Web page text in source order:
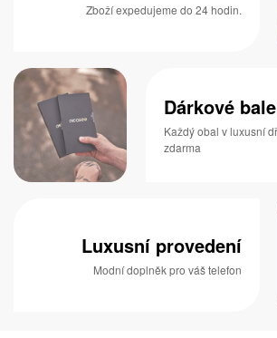
Zboží expedujeme do 24 hodin.
Dárkové
Každý obal v luxusní
zdarma
Luxusní provedení
Modní doplněk pro váš telefon